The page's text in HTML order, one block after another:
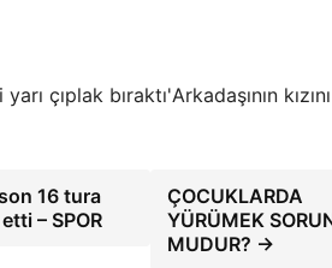
Arkadaşının kızını
16 tura
– SPOR
ÇOCUKLARDA
YÜRÜMEK
MUDUR? →